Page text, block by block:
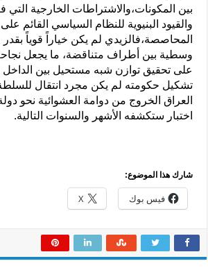
بين المكونات،والاشتراطات الخارجية
والقيود البنيوية للنظام السياسي القائم على
المحاصصة،فالزيدي لم يكن خياراً قوياً
وسطية بين أطراف متناقضة، ما يجعل
على تحقيق توازن شبه مستحيل بين الداخل
تشكيل حكومته لم يكن مجرد انتقال للسلطة،
العراق الخروج من دوامة العشوائية نحو
اختبار ستكشفه الأشهر والسنوات التالية.
شارك هذا الموضوع:
فيس بوك X